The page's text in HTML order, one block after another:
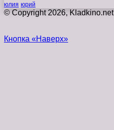
юлия юрий
© Copyright 2026, Kladkino.net
Кнопка «Наверх»